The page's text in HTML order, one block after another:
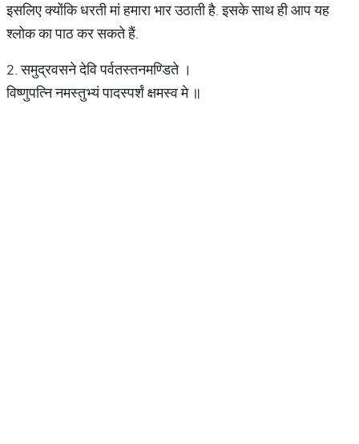
इसलिए क्योंकि धरती मां हमारा भार उठाती है. इसके साथ ही आप यह
श्लोक का पाठ कर सकते हैं.
2. समुद्रवसने देवि पर्वतस्तनमण्डिते ।
विष्णुपत्नि नमस्तुभ्यं पादस्पर्शं क्षमस्व मे ॥